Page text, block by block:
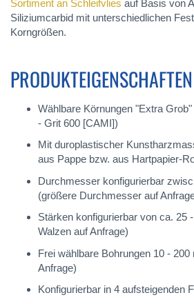
Sortiment an Schleifvlies auf Basis von
Siliziumcarbid mit unterschiedlichen
Korngrößen.
PRODUKTEIGENSCHAFTEN
Wählbare Körnungen "Extra
- Grit 600 [CAMI])
Mit duroplastischer
aus Pappe bzw. aus Hartpapier-
Durchmesser konfigurierbar
(größere Durchmesser auf
Stärken konfigurierbar von ca. 25
Walzen auf Anfrage)
Frei wählbare Bohrungen 10 -
Anfrage)
Konfigurierbar in 4 aufsteigenden